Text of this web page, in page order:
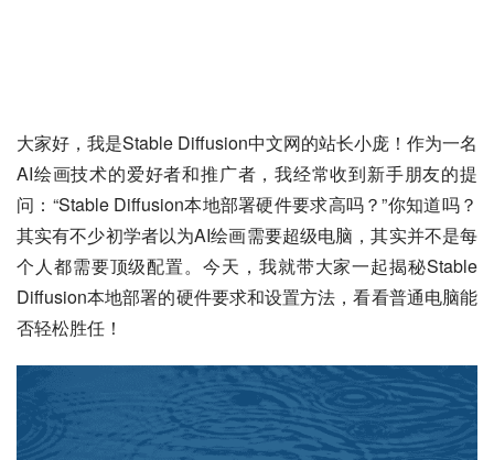
大家好，我是Stable Diffusion中文网的站长小庞！作为一名
AI绘画技术的爱好者和推广者，我经常收到新手朋友的提
问：“Stable Diffusion本地部署硬件要求高吗？”你知道吗？
其实有不少初学者以为AI绘画需要超级电脑，其实并不是每
个人都需要顶级配置。今天，我就带大家一起揭秘Stable
Diffusion本地部署的硬件要求和设置方法，看看普通电脑能
否轻松胜任！